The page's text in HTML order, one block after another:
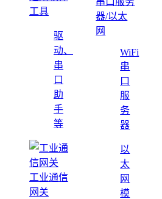
工具
驱
动、
串
口
助
手
等
工业通信
网关
器/以太
网
WiFi
串
口
服
务
器
以
太
网
模